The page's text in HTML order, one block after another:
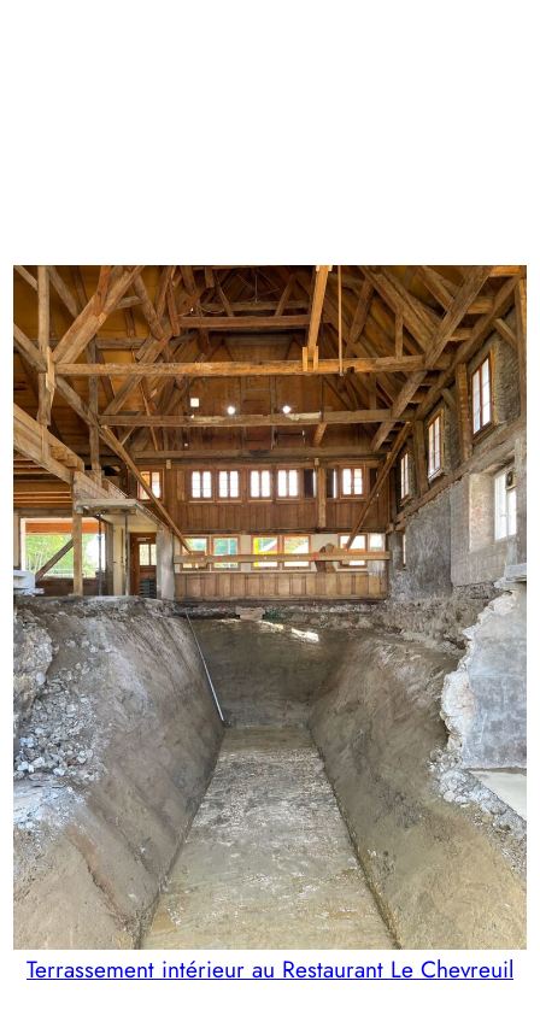
Terrassement intérieur au Restaurant Le Chevreuil